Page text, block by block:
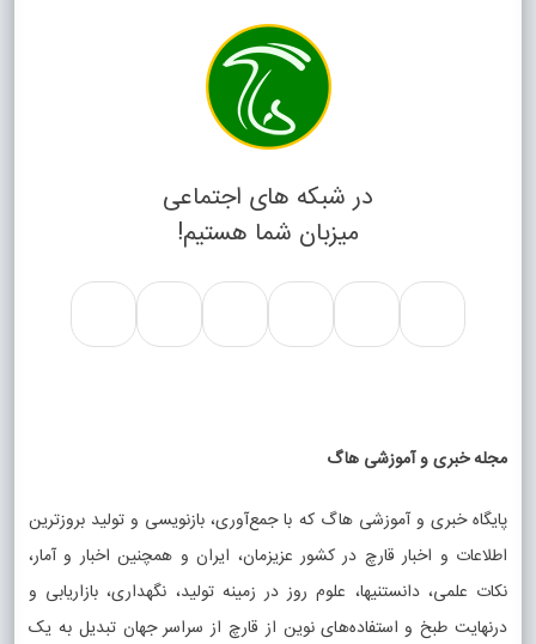
در شبکه های اجتماعی
میزبان شما هستیم!
مجله خبری و آموزشی هاگ
پایگاه خبری و آموزشی هاگ که با جمع‌آوری، بازنویسی و تولید بروزترین
اطلاعات و اخبار قارچ در کشور عزیزمان، ایران و همچنین اخبار و آمار،
نکات علمی، دانستنیها، علوم روز در زمینه تولید، نگهداری، بازاریابی و
درنهایت طبخ و استفاده‌های نوین از قارچ از سراسر جهان تبدیل به یک